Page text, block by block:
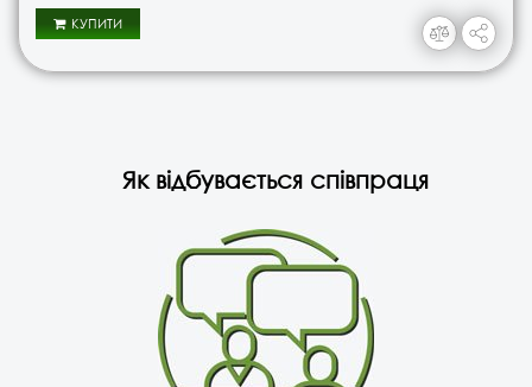
КУПИТИ
Як відбувається співпраця